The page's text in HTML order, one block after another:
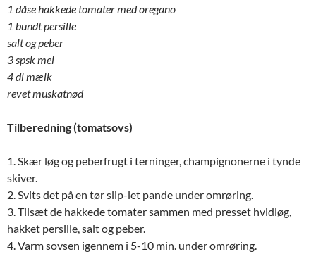
1 dåse hakkede tomater medoregano
1 bundt persille
salt og peber
3 spsk mel
4 dl mælk
revet muskatnød
Tilberedning (tomatsovs)
1. Skær løg og peberfrugt i terninger, champignonerne i tynde
skiver.
2. Svits det på en tør slip-let pande under omrøring.
3. Tilsæt de hakkede tomater sammen med presset hvidløg,
hakket persille, salt og peber.
4. Varm sovsen igennem i 5-10 min. under omrøring.